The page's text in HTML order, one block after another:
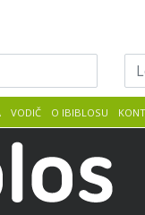
VODIČ O IBIBLOSU